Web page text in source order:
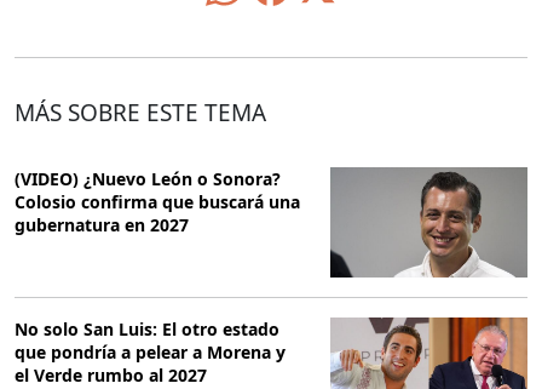
MÁS SOBRE ESTE TEMA
(VIDEO) ¿Nuevo León o Sonora?
Colosio confirma que buscará una
gubernatura en 2027
No solo San Luis: El otro estado
que pondría a pelear a Morena y
el Verde rumbo al 2027